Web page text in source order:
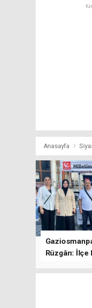
Anasayfa
Rüzgârı: İlçe